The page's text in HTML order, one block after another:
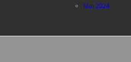
Mai 2024